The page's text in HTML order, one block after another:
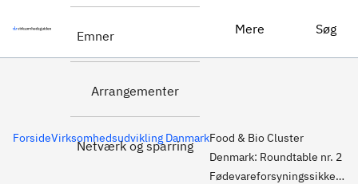
Emner
Arrangementer
Netværk og sparring
Mere Søg
ForsideVirksomhedsudvikling DanmarkFood & Bio Cluster
Denmark: Roundtable nr. 2
Fødevareforsyningssikkerhed